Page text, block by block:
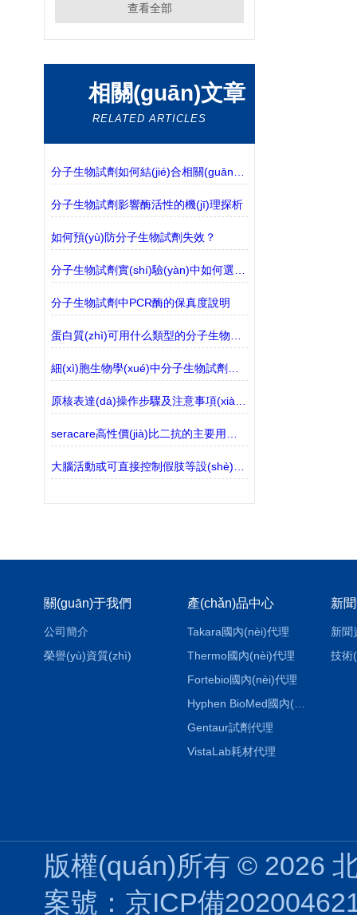
查看全部
相關(guān)文章
RELATED ARTICLES
分子生物試劑影響酶活性的機(jī)理探析
如何預(yù)防分子生物試劑失效？
分子生物試劑中PCR酶的保真度說明
關(guān)于我們
公司簡介
榮譽(yù)資質(zhì)
產(chǎn)品中心
Takara國內(nèi)代理
Thermo國內(nèi)代理
Fortebio國內(nèi)代理
Hyphen BioMed國內(nèi)代理
Gentaur試劑代理
VistaLab耗材代理
新
新聞
技術
版權(quán)所有 © 2026
案號：京ICP備